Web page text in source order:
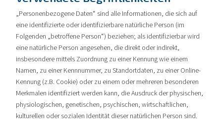
„Personenbezogene Daten“ sind alle Informationen, die sich auf
eine identifizierte oder identifizierbare natürliche Person (im
Folgenden „betroffene Person“) beziehen; als identifizierbar wird
eine natürliche Person angesehen, die direkt oder indirekt,
insbesondere mittels Zuordnung zu einer Kennung wie einem
Namen, zu einer Kennnummer, zu Standortdaten, zu einer Online-
Kennung (z.B. Cookie) oder zu einem oder mehreren besonderen
Merkmalen identifiziert werden kann, die Ausdruck der physischen,
physiologischen, genetischen, psychischen, wirtschaftlichen,
kulturellen oder sozialen Identität dieser natürlichen Person sind.